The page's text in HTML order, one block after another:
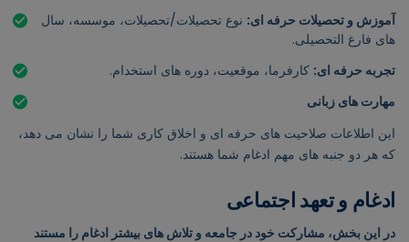
آموزش و تحصیلات حرفه ای: نوع تحصیلات/تحصیلات، موسسه، سال
های فارغ التحصیلی.
تجربه حرفه ای: کارفرما، موقعیت، دوره های استخدام.
مهارت های زبانی
این اطلاعات صلاحیت های حرفه ای و اخلاق کاری شما را نشان می دهد،
که هر دو جنبه های مهم ادغام شما هستند.
ادغام و تعهد اجتماعی
در این بخش، مشارکت خود در جامعه و تلاش های بیشتر ادغام را مستند